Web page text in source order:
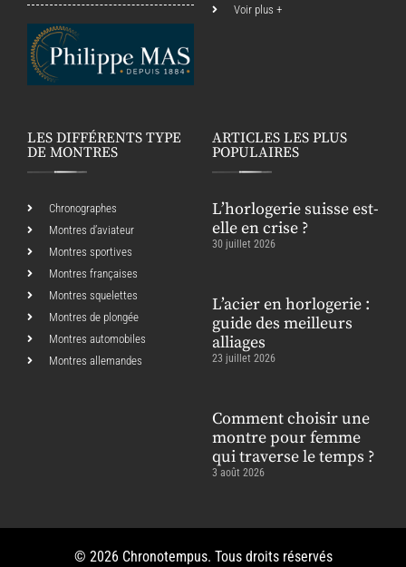
Voir plus +
LES DIFFÉRENTS TYPE
DE MONTRES
Chronographes
Montres d’aviateur
Montres sportives
Montres françaises
Montres squelettes
Montres de plongée
Montres automobiles
Montres allemandes
ARTICLES LES PLUS
POPULAIRES
L’horlogerie suisse est-
elle en crise ?
30 juillet 2026
L’acier en horlogerie :
guide des meilleurs
alliages
23 juillet 2026
Comment choisir une
montre pour femme
qui traverse le temps ?
3 août 2026
© 2026 Chronotempus. Tous droits réservés